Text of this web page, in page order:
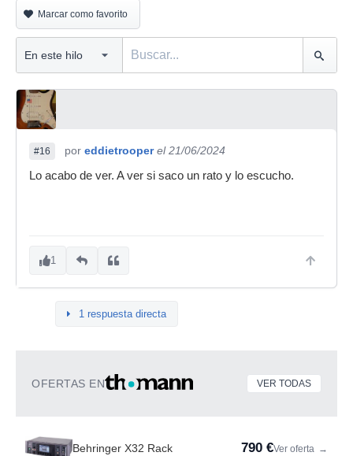
Marcar como favorito
#16 por eddietrooper el 21/06/2024
Lo acabo de ver. A ver si saco un rato y lo escucho.
1
1 respuesta directa
OFERTAS EN VER TODAS
Behringer X32 Rack 790 €Ver oferta →